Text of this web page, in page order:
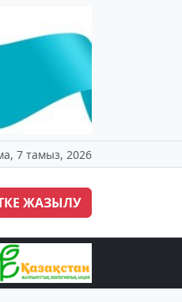
7 тамыз, 2026
ЖАЗЫЛУ